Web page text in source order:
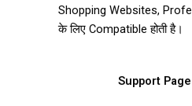
Shopping Websites,
के लिए Compatible होती है।
Support